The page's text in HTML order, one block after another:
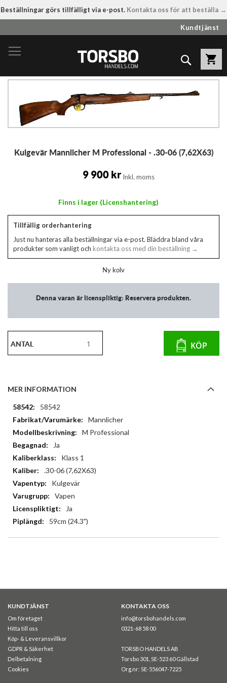
Beställningar görs tillfälligt via e-post. Kontakta oss för att beställa →
till
innehållet
Kundtjänst
Sök
bildgalleriet
Kulgevär Mannlicher M Professional - .30-06 (7,62X63)
9 900 kr Inkl. moms
Finns i lager (Licenshantering)
Tillfällig orderhantering
Just nu hanteras alla beställningar via e-post. Bläddra bland våra
produkter som vanligt och kontakta oss med din beställning →
Ny kolv
Denna varan är licenspliktig: Reservera produkten.
ANTAL KÖP
MER INFORMATION
Mer
information
58542
Mannlicher
M Professional
Ja
Klass 1
.30-06 (7,62X63)
Kulgevär
Vapen
Ja
59cm (24.3")
KUNDTJÄNST
Om företaget
Hitta till oss
Köp- & Leveransvillkor
GDPR & Säkerhet
Delbetalning
Cookies
KONTAKTA OSS
info@torsbohandels.com
0321-68 58 00
TORSBO HANDELS AB
Torsbo 301, SE-523 60 Gällstad
Org.nr: SE-556047-7225